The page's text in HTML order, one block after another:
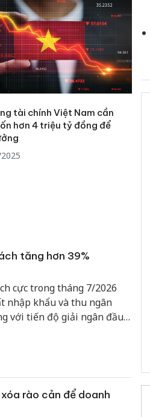
tài chính Việt Nam cần
hơn 4 triệu tỷ đồng để
tăng hơn 39%
cực trong tháng 7/2026
nhập khẩu và thu ngân
với tiến độ giải ngân đầu
rào cản để doanh
bán yến sào giả
Thanh Hóa: Tìm bị
hại trong vụ án buôn
bán bình sữa
Moyuum giả